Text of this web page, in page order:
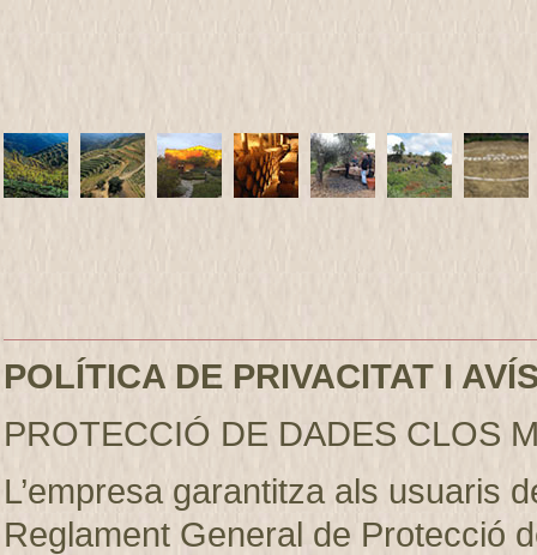
POLÍTICA DE PRIVACITAT I
PROTECCIÓ DE DADES CLOS
L’empresa garantitza als usuaris
Reglament General de Protecció